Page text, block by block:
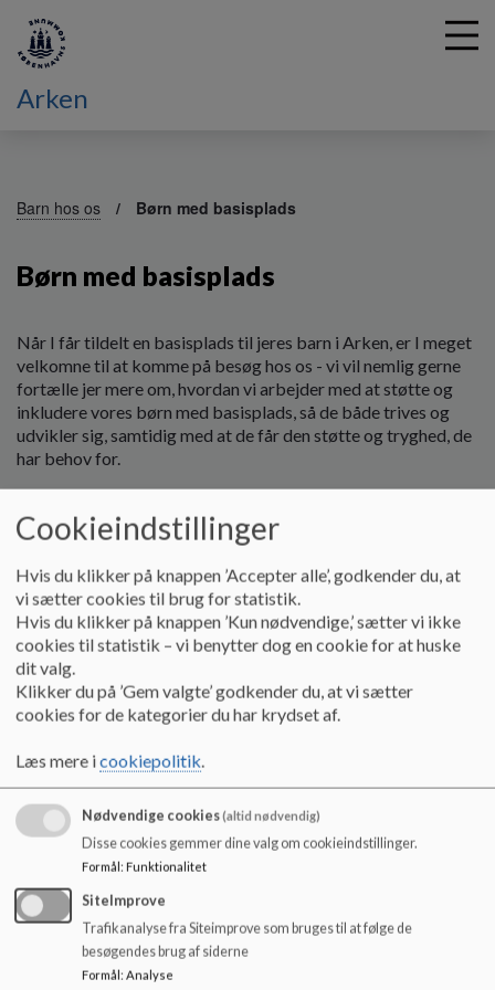
Arken
Barn hos os Børn med basisplads
Børn med basisplads
Når I får tildelt en basisplads til jeres barn i Arken, er I meget
velkomne til at komme på besøg hos os - vi vil nemlig gerne
fortælle jer mere om, hvordan vi arbejder med at støtte og
inkludere vores børn med basisplads, så de både trives og
udvikler sig, samtidig med at de får den støtte og tryghed, de
har behov for.
I Arken har vi seks basispladser til børn i udsatte positioner,
fortrinsvis inden for autismespektret og ADHD. Mange
steder er basispladserne samlet i særlige basisgrupper, men i
Arken inkluderer vi børnene på vores basispladser i de øvrige
børnegrupper, så børnene med særlige behov deltager i
hverdagen på lige fod med resten af vores børn.
Børn med basispladser har forskellige behov, og derfor giver
det rigtig god mening at inkludere dem på forskellig vis i
viser, at børnene trives og udvikler sig allerbedst på denne
måde. Vi inddeler vores børn i grupper efter alder, og de af
vores børn, som har en basisplads, inkluderer vi i den gruppe,
som passer bedst til deres behov og udvikling.
Fordi vi hver dag opdeler alle vores børn i små grupper og kun
meget sjældent er samlet i grupper på mere end ti til tolv
børn, vil børnene opleve både ro og tryghed i deres hverdag
her i Arken. Vores særlige struktur gør også, at der generelt
er mindre støj og konflikter i huset. Og når et barn har behov
Cookieindstillinger
Hvis du klikker på knappen ’Accepter alle’, godkender du, at
vi sætter cookies til brug for statistik.
Hvis du klikker på knappen ’Kun nødvendige,’ sætter vi ikke
cookies til statistik – vi benytter dog en cookie for at huske
dit valg.
Klikker du på ’Gem valgte’ godkender du, at vi sætter
cookies for de kategorier du har krydset af.
Læs mere icookiepolitik.
Nødvendige cookies(altid nødvendig)
Disse cookies gemmer dine valg om cookieindstillinger.
Formål: Funktionalitet
SiteImprove
Trafikanalyse fra Siteimprove som bruges til at følge de
besøgendes brug af siderne
Formål: Analyse